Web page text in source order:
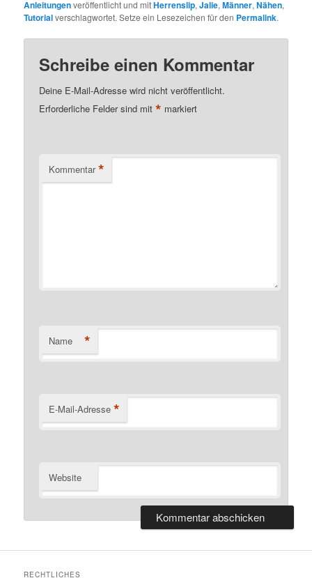
Anleitungenveröffentlicht und mitHerrenslip,Jalie,Männer,Nähen,
Tutorialverschlagwortet. Setze ein Lesezeichen für den Permalink.
Schreibe einen Kommentar
Deine E-Mail-Adresse wird nicht veröffentlicht.
Erforderliche Felder sind mit* markiert
Kommentar *
Name *
E-Mail-Adresse *
Website
RECHTLICHES